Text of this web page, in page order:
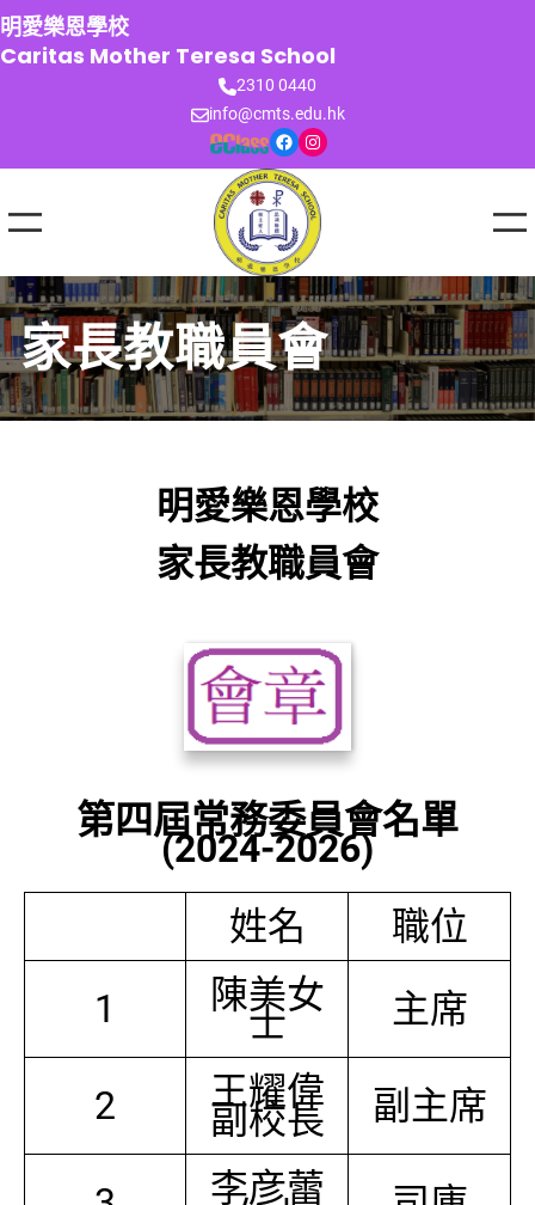
跳
至
主
明愛樂恩學校
Caritas Mother Teresa School
2310 0440
info@cmts.edu.hk
Facebook Instagram
家長教職員會
明愛樂恩學校
家長教職員會
第四屆常務委員會名單
(2024-2026)
姓名
職位
1
陳美女
士 主席
2 王耀偉
副校長 副主席
李彦蕾